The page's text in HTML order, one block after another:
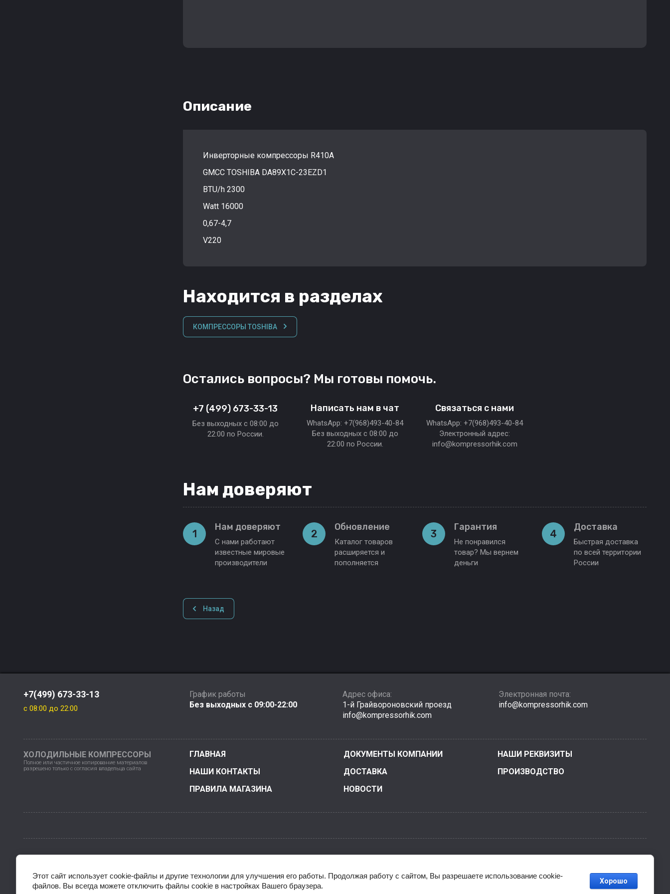
Описание
Инверторные компрессоры R410A
GMCC TOSHIBA DA89X1C-23EZD1
BTU/h 2300
Watt 16000
0,67-4,7
V220
Находится в разделах
КОМПРЕССОРЫ TOSHIBA
Остались вопросы? Мы готовы помочь.
+7 (499) 673-33-13
Без выходных c 08:00 до
22:00 по России.
Написать нам в чат
WhatsApp: +7(968)493-40-84
Без выходных c 08:00 до
22:00 по России.
Связаться с нами
WhatsApp: +7(968)493-40-84
Электронный адрес:
info@kompressorhik.com
Нам доверяют
1
Нам доверяют
С нами работают
известные мировые
производители
2
Обновление
Каталог товаров
расширяется и
пополняется
3
Гарантия
Не понравился
товар? Мы вернем
деньги
4
Доставка
Быстрая доставка
по всей территории
России
Назад
+7(499) 673-33-13
c 08:00 до 22:00
График работы
Без выходных с 09:00-22:00
Адрес офиса:
1-й Грайвороновский проезд
info@kompressorhik.com
Электронная почта:
info@kompressorhik.com
ХОЛОДИЛЬНЫЕ КОМПРЕССОРЫ
Полное или частичное копирование материалов
разрешено только с согласия владельца сайта
ГЛАВНАЯ ДОКУМЕНТЫ КОМПАНИИ
НАШИ РЕКВИЗИТЫ
НАШИ КОНТАКТЫ
ДОСТАВКА
ПРОИЗВОДСТВО
ПРАВИЛА МАГАЗИНА
НОВОСТИ
Этот сайт использует cookie-файлы и другие технологии для улучшения его работы. Продолжая работу с сайтом, Вы разрешаете использование cookie-
файлов. Вы всегда можете отключить файлы cookie в настройках Вашего браузера.
Хорошо